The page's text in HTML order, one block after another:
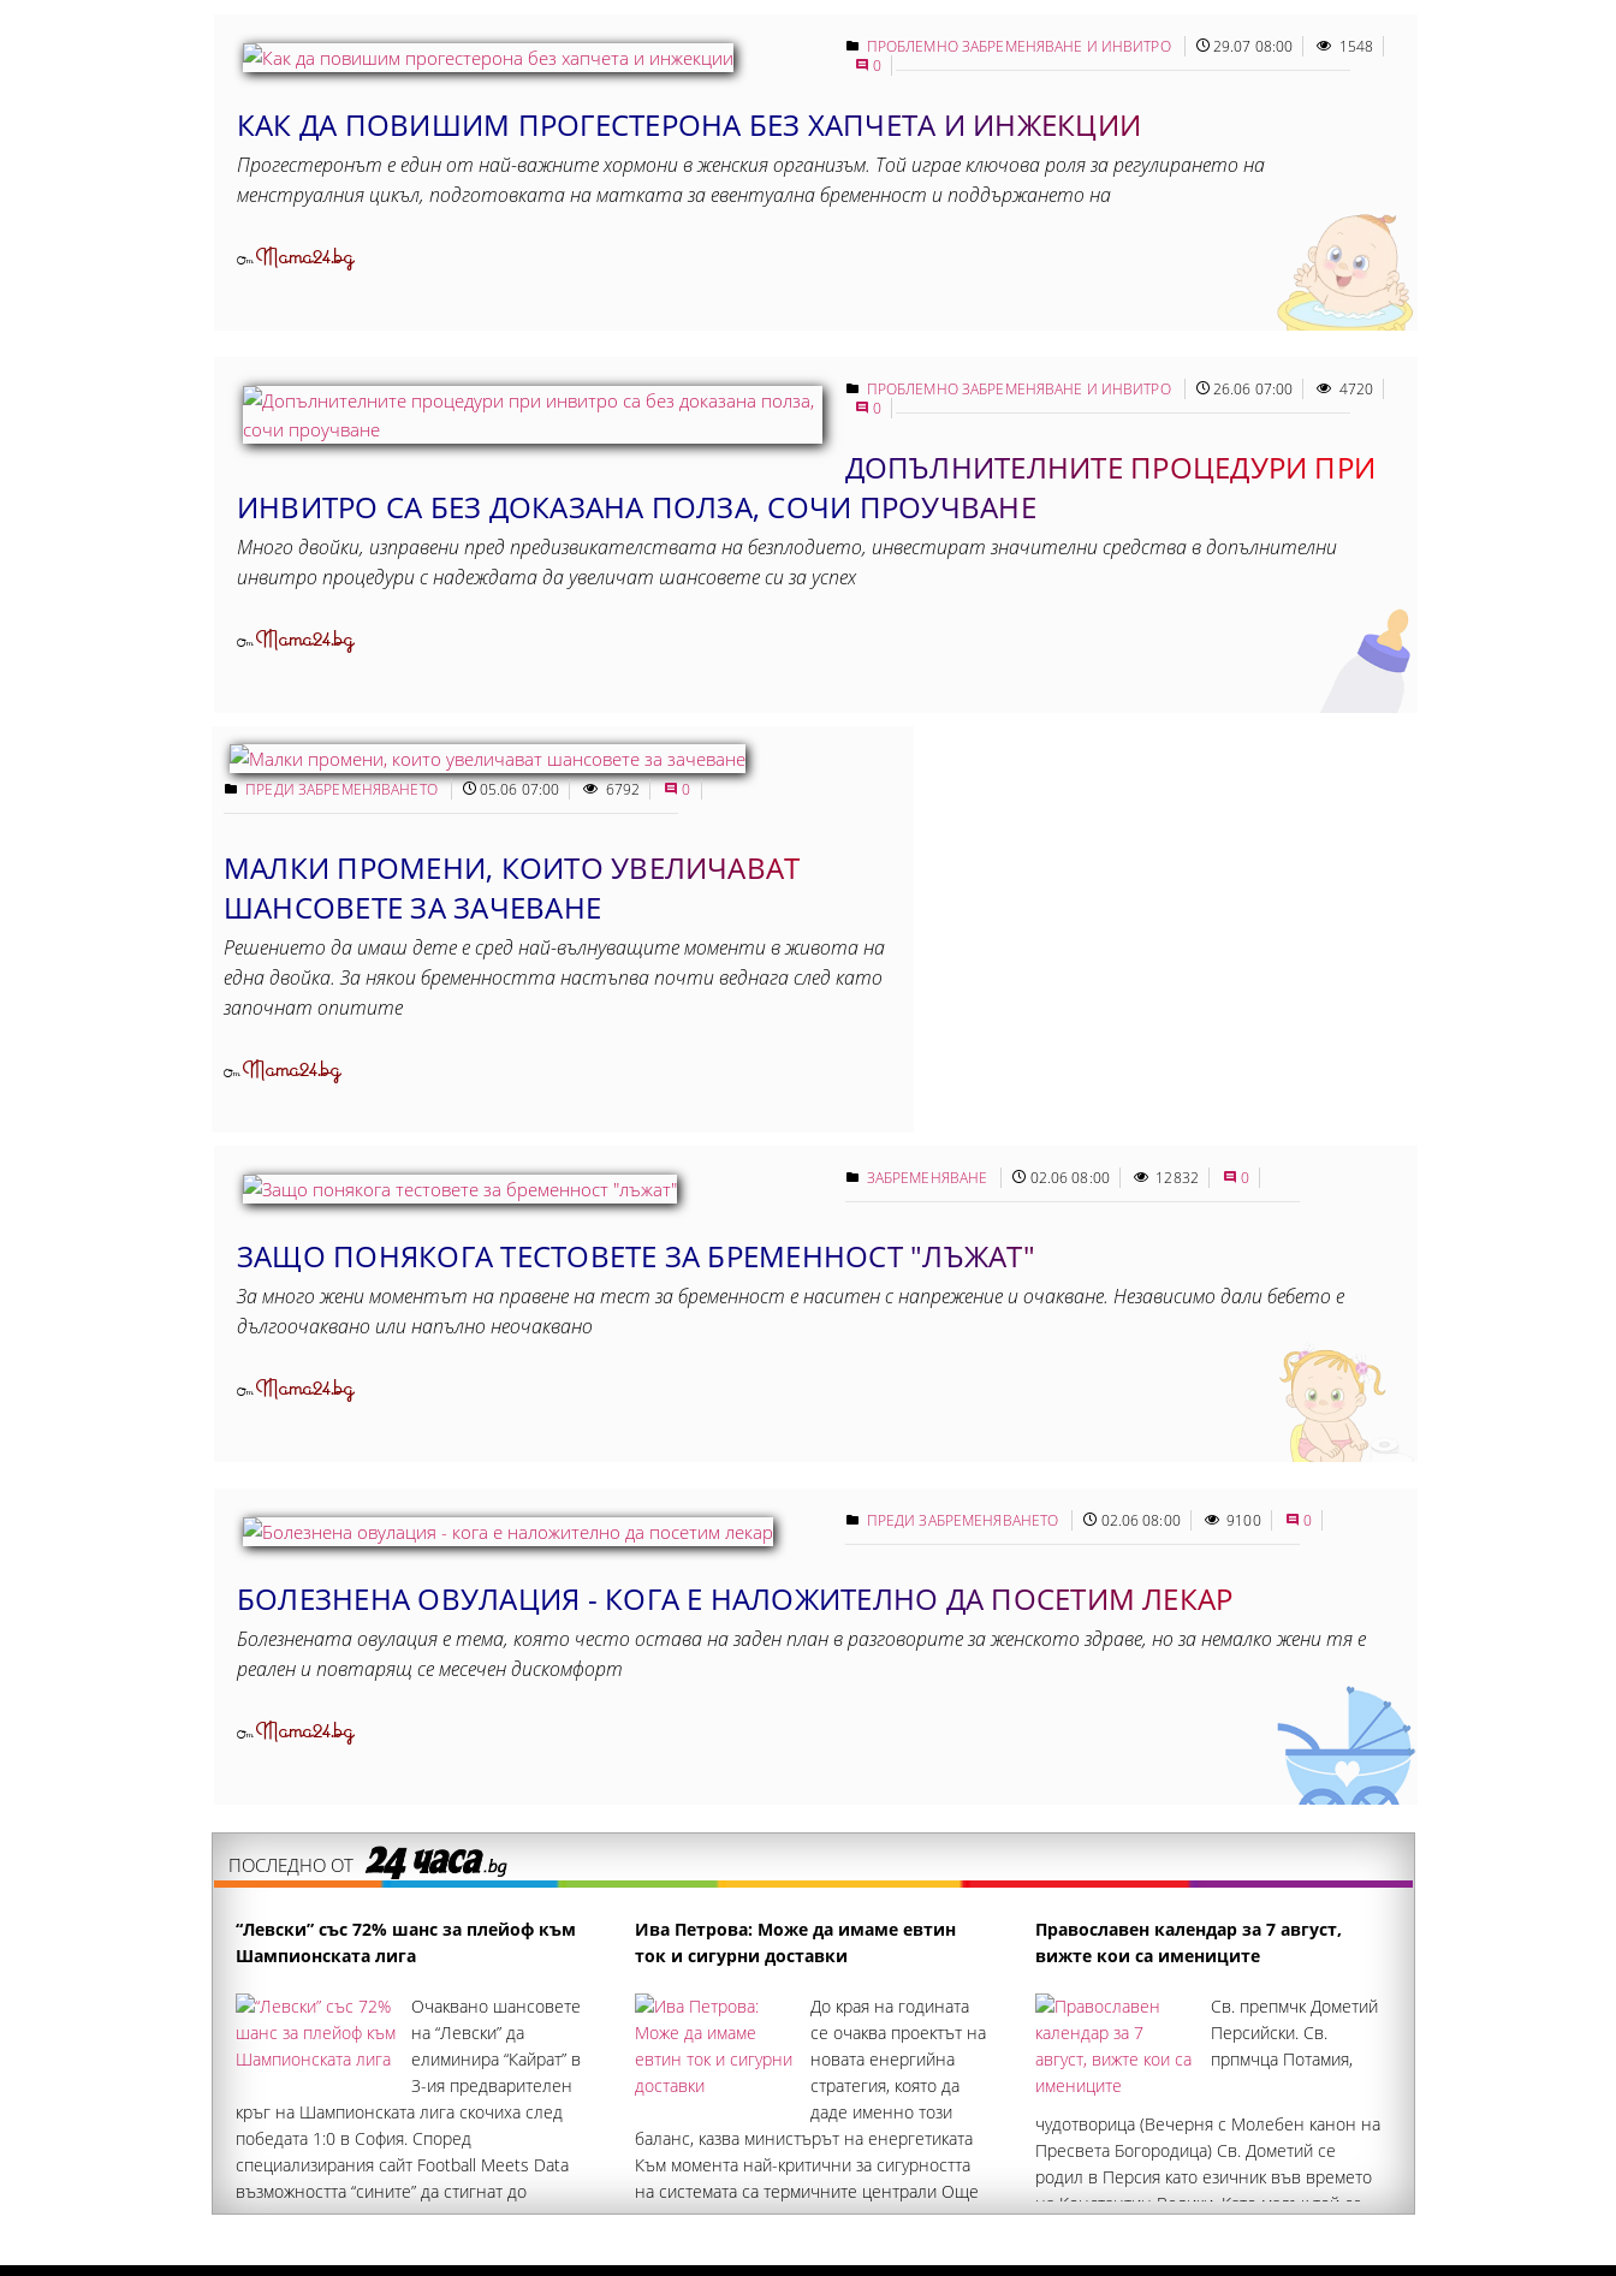
ПРОБЛЕМНО ЗАБРЕМЕНЯВАНЕ И ИНВИТРО 29.07 08:00
1548
0
КАК ДА ПОВИШИМ ПРОГЕСТЕРОНА БЕЗ ХАПЧЕТА И ИНЖЕКЦИИ
Прогестеронът е един от най-важните хормони в женския организъм. Той играе ключова роля за регулирането на
менструалния цикъл, подготовката на матката за евентуална бременност и поддържането на
ОтMama24.bg
ПРОБЛЕМНО ЗАБРЕМЕНЯВАНЕ И ИНВИТРО 26.06 07:00
4720
0
ДОПЪЛНИТЕЛНИТЕ ПРОЦЕДУРИ ПРИ
ИНВИТРО СА БЕЗ ДОКАЗАНА ПОЛЗА, СОЧИ ПРОУЧВАНЕ
Много двойки, изправени пред предизвикателствата на безплодието, инвестират значителни средства в допълнителни
инвитро процедури с надеждата да увеличат шансовете си за успех
ОтMama24.bg
ПРЕДИ ЗАБРЕМЕНЯВАНЕТО 05.06 07:00 6792 0
МАЛКИ ПРОМЕНИ, КОИТО УВЕЛИЧАВАТ
ШАНСОВЕТЕ ЗА ЗАЧЕВАНЕ
Решението да имаш дете е сред най-вълнуващите моменти в живота на
една двойка. За някои бременността настъпва почти веднага след като
започнат опитите
ОтMama24.bg
ЗАБРЕМЕНЯВАНЕ 02.06 08:00 12832 0
ЗАЩО ПОНЯКОГА ТЕСТОВЕТЕ ЗА БРЕМЕННОСТ "ЛЪЖАТ"
За много жени моментът на правене на тест за бременност е наситен с напрежение и очакване. Независимо дали бебето е
дългоочаквано или напълно неочаквано
ОтMama24.bg
ПРЕДИ ЗАБРЕМЕНЯВАНЕТО 02.06 08:00 9100 0
БОЛЕЗНЕНА ОВУЛАЦИЯ - КОГА Е НАЛОЖИТЕЛНО ДА ПОСЕТИМ ЛЕКАР
Болезнената овулация е тема, която често остава на заден план в разговорите за женското здраве, но за немалко жени тя е
реален и повтарящ се месечен дискомфорт
ОтMama24.bg
ПОСЛЕДНО ОТ
“Левски” със 72% шанс за плейоф към
Шампионската лига
Очаквано шансовете
на “Левски” да
елиминира “Кайрат” в
3-ия предварителен
кръг на Шампионската лига скочиха след
победата 1:0 в София. Според
специализирания сайт Football Meets Data
възможността “сините” да стигнат до
плейоф в най-комерсиалния турнир е точно
Победителят от сблъсъка между столичани
Ива Петрова: Може да имаме евтин
ток и сигурни доставки
До края на годината
се очаква проектът на
новата енергийна
стратегия, която да
даде именно този
баланс, казва министърът на енергетиката
Към момента най-критични за сигурността
на системата са термичните централи Още
акценти: Случвали са се спадове на
колкото са в момента За
Православен календар за 7 август,
вижте кои са имениците
Св. препмчк Дометий
Персийски. Св.
прпмчца Потамия,
чудотворица (Вечерня с Молебен канон на
Пресвета Богородица) Св. Дометий се
родил в Персия като езичник във времето
на Константин Велики. Като малък той се